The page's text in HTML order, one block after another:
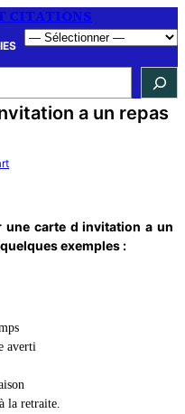
CITATIONS
a un repas
une carte d invitation a un
exemples :
averti
la retraite.